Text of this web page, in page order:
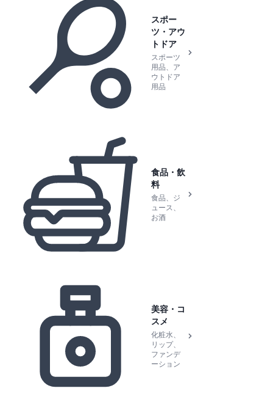
スポー
ツ・アウ
トドア
スポーツ
用品、ア
ウトドア
用品
食品・飲
料
食品、ジ
ュース、
お酒
美容・コ
スメ
化粧水、
リップ、
ファンデ
ーション